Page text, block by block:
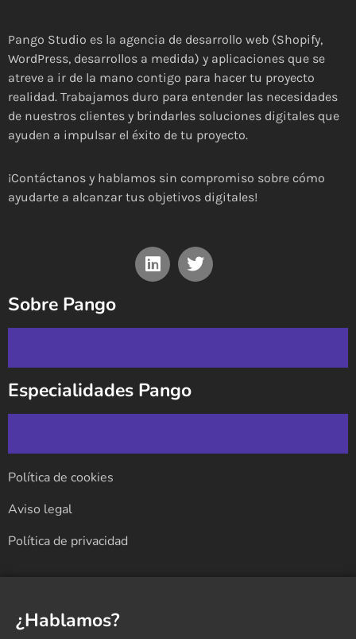
Pango Studio es la agencia de desarrollo web (Shopify,
WordPress, desarrollos a medida) y aplicaciones que se
atreve a ir de la mano contigo para hacer tu proyecto
realidad. Trabajamos duro para entender las necesidades
de nuestros clientes y brindarles soluciones digitales que
ayuden a impulsar el éxito de tu proyecto.
¡Contáctanos y hablamos sin compromiso sobre cómo
ayudarte a alcanzar tus objetivos digitales!
Sobre Pango
Especialidades Pango
Política de cookies
Aviso legal
Política de privacidad
¿Hablamos?